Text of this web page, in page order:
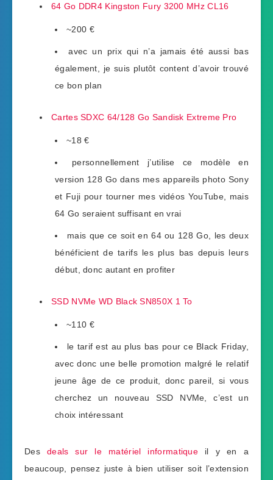
64 Go DDR4 Kingston Fury 3200 MHz CL16
~200 €
avec un prix qui n’a jamais été aussi bas
également, je suis plutôt content d’avoir trouvé
ce bon plan
Cartes SDXC 64/128 Go Sandisk Extreme Pro
~18 €
personnellement j’utilise ce modèle en
version 128 Go dans mes appareils photo Sony
et Fuji pour tourner mes vidéos YouTube, mais
64 Go seraient suffisant en vrai
mais que ce soit en 64 ou 128 Go, les deux
bénéficient de tarifs les plus bas depuis leurs
début, donc autant en profiter
SSD NVMe WD Black SN850X 1 To
~110 €
le tarif est au plus bas pour ce Black Friday,
avec donc une belle promotion malgré le relatif
jeune âge de ce produit, donc pareil, si vous
cherchez un nouveau SSD NVMe, c’est un
choix intéressant
Des deals sur le matériel informatique il y en a
beaucoup, pensez juste à bien utiliser soit l’extension